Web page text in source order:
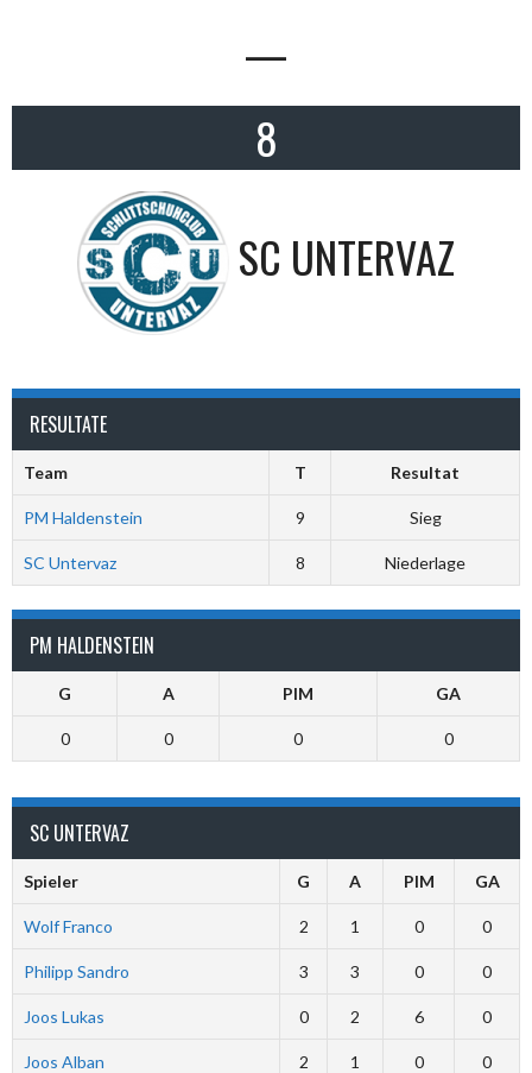
—
8
SC UNTERVAZ
RESULTATE
Team T Resultat
PM Haldenstein 9 Sieg
SC Untervaz 8 Niederlage
PM HALDENSTEIN
G A PIM GA
0 0 0 0
SC UNTERVAZ
Spieler G A PIM GA
Wolf Franco 2 1 0 0
Philipp Sandro 3 3 0 0
Joos Lukas 0 2 6 0
Joos Alban 2 1 0 0